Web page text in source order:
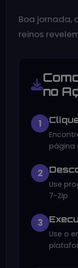
Boa jornada,
reinos
no
1
página
2
Use
7-Zip
3
Use o